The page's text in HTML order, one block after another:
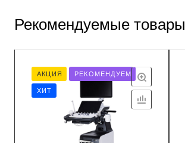
Рекомендуемые товары
АКЦИЯ РЕКОМЕНДУЕМ
ХИТ